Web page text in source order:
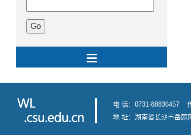
电 话：0731-88836457
地 址：湖南省长沙市岳